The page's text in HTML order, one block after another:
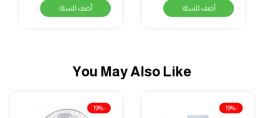
أضف للسلة أضف للسلة
You May Also Like
-19%
-19%